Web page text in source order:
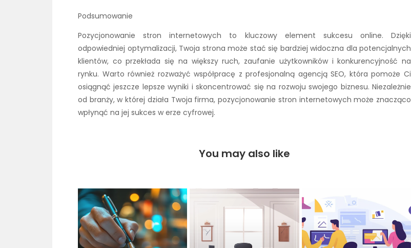
Podsumowanie
Pozycjonowanie stron internetowych to kluczowy element sukcesu online. Dzięki
odpowiedniej optymalizacji, Twoja strona może stać się bardziej widoczna dla potencjalnych
klientów, co przekłada się na większy ruch, zaufanie użytkowników i konkurencyjność na
rynku. Warto również rozważyć współpracę z profesjonalną agencją SEO, która pomoże Ci
osiągnąć jeszcze lepsze wyniki i skoncentrować się na rozwoju swojego biznesu. Niezależnie
od branży, w której działa Twoja firma, pozycjonowanie stron internetowych może znacząco
wpłynąć na jej sukces w erze cyfrowej.
You may also like